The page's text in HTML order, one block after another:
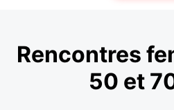
Rencontres
50 et